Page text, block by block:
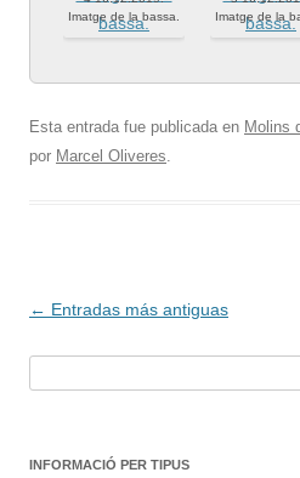
Imatge de la bassa.
Imatge de la
Esta entrada fue publicada en Molins
por Marcel Oliveres.
Navegación
← Entradas más antiguas
INFORMACIÓ PER TIPUS